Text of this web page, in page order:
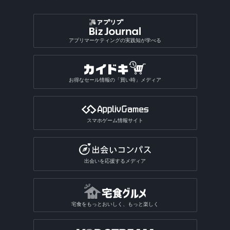
バドミントンゲームアプリ
バレーゲームアプリ
ビリヤードゲームアプリ
チンチロリンアプリ
2048系ゲームアプリ
パズルボブル系ゲームアプリ
モンスト系ゲームアプリ
不思議のダンジョン系アプリ
3Dサンドボックスアプリ
クラロワ系対戦ゲームアプリ
就活アプリ
バイト探しアプリ
インターンアプリ
人材派遣求人情報アプリ
SNS一括投稿アプリ
匿名SNSアプリ
アバターSNSアプリ
音楽SNSアプリ
読書記録・本棚管理アプリ
星座占いアプリ
四柱推命アプリ
動物占いアプリ
おみくじアプリ
おもしろい診断アプリ総合
性格診断アプリ
ギャンブルアプリ総合
パチンコ・パチスロアプリ
宝くじアプリ
公営ギャンブルアプリ
芸術・文化アプリ
芸術鑑賞アプリ
サブカルチャーアプリ
VTuberアプリ
テレビアプリ
テレビアプリ総合
TV番組表アプリ
テレビリモコンアプリ
オタクアプリ総合
おもしろ加工アプリ
動画ファイル形式変換アプリ
動画モザイクアプリ
動画分割アプリ
動画に文字を入れるアプリ
写真を動画にするアプリ
動画を写真にするアプリ
同じ写真を探すアプリアプリマーケティングの実践知が学べる
お得なセール情報の「買い時」メディア
スマホゲーム情報サイト
出会いを応援するメディア
宅食をもっとおいしく、もっと楽しく